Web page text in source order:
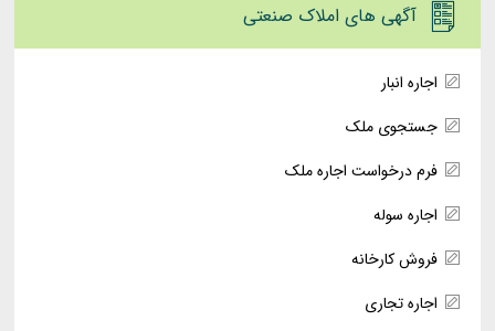
آگهی های املاک صنعتی
اجاره انبار
جستجوی ملک
فرم درخواست اجاره ملک
اجاره سوله
فروش کارخانه
اجاره تجاری